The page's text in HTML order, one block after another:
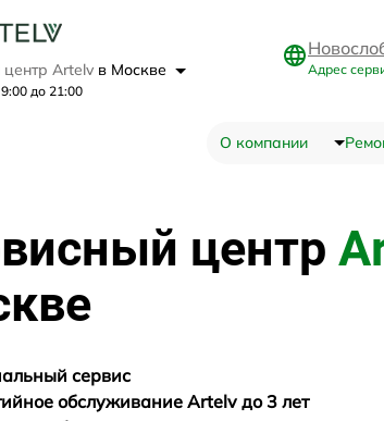
Artelv в Москве
до 21:00
Адрес
О компании
центр
сервис
обслуживание Artelv до 3 лет